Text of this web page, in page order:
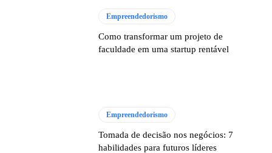
Empreendedorismo
Como transformar um projeto de
faculdade em uma startup rentável
Empreendedorismo
Tomada de decisão nos negócios: 7
habilidades para futuros líderes